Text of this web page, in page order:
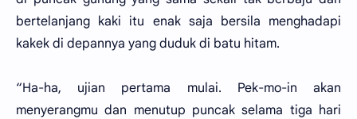
bertelanjang kaki itu enak saja bersila menghadapi
kakek di depannya yang duduk di batu hitam.
“Ha-ha, ujian pertama mulai. Pek-mo-in akan
menyerangmu dan menutup puncak selama tiga hari